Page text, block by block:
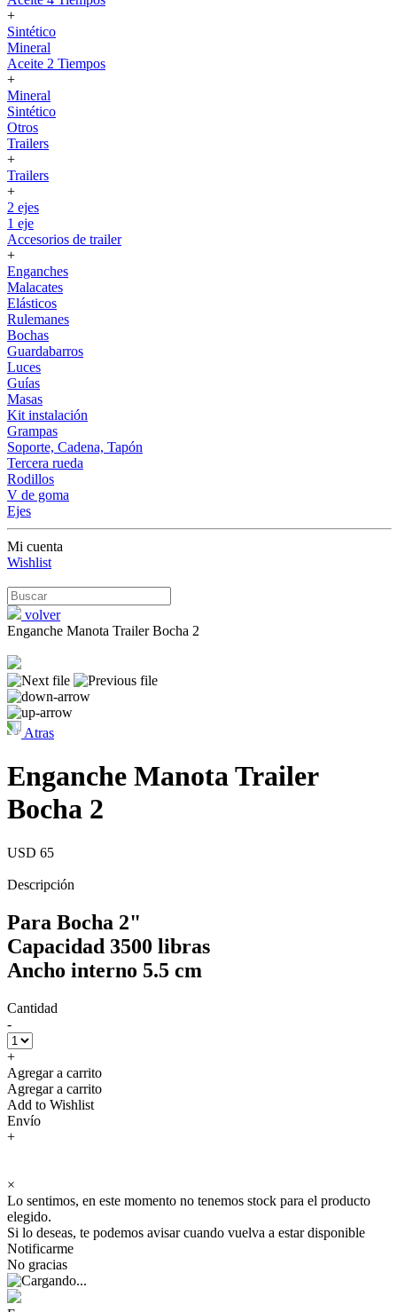
+
Sintético
Mineral
Aceite 2 Tiempos
+
Mineral
Sintético
Otros
Trailers
+
Trailers
+
2 ejes
1 eje
Accesorios de trailer
+
Enganches
Malacates
Elásticos
Rulemanes
Bochas
Guardabarros
Luces
Guías
Masas
Kit instalación
Grampas
Soporte, Cadena, Tapón
Tercera rueda
Rodillos
V de goma
Ejes
Mi cuenta
Wishlist
volver
Enganche Manota Trailer Bocha 2
Atras
Enganche Manota Trailer
Bocha 2
USD 65
Descripción
Para Bocha 2"
Capacidad 3500 libras
Ancho interno 5.5 cm
Cantidad
-
+
Agregar a carrito
Agregar a carrito
Add to Wishlist
Envío
+
×
Lo sentimos, en este momento no tenemos stock para el producto
elegido.
Si lo deseas, te podemos avisar cuando vuelva a estar disponible
Notificarme
No gracias